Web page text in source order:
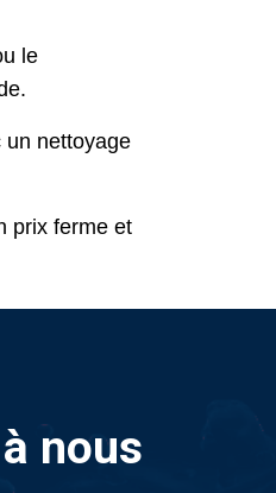
le
un nettoyage
prix ferme et
nous